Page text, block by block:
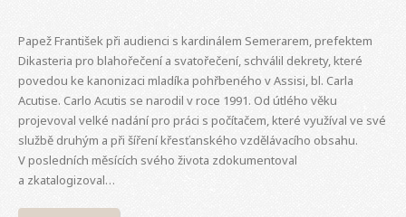
Papež František při audienci s kardinálem Semerarem, prefektem
Dikasteria pro blahořečení a svatořečení, schválil dekrety, které
povedou ke kanonizaci mladíka pohřbeného v Assisi, bl. Carla
Acutise. Carlo Acutis se narodil v roce 1991. Od útlého věku
projevoval velké nadání pro práci s počítačem, které využíval ve své
službě druhým a při šíření křesťanského vzdělávacího obsahu.
V posledních měsících svého života zdokumentoval
a zkatalogizoval…